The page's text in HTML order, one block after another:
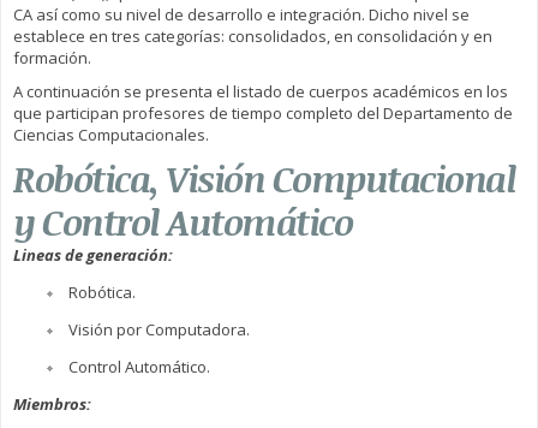
CA así como su nivel de desarrollo e integración. Dicho nivel se
establece en tres categorías: consolidados, en consolidación y en
formación.
A continuación se presenta el listado de cuerpos académicos en los
que participan profesores de tiempo completo del Departamento de
Ciencias Computacionales.
Robótica, Visión Computacional
y Control Automático
Lineas de generación:
Robótica.
Visión por Computadora.
Control Automático.
Miembros: